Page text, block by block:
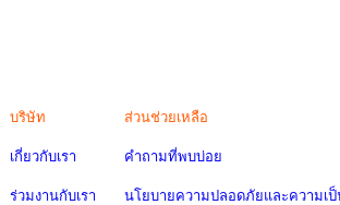
บริษัท
เกี่ยวกับเรา
ร่วมงานกับเรา
ส่วนช่วยเหลือ
คำถามที่พบบ่อย
นโยบายความปลอดภัยและความเ